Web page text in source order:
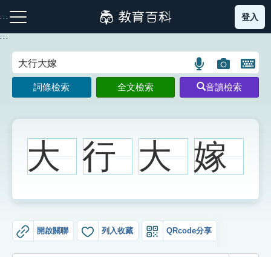
到
主
:::
注音索引圖示 筆畫索引圖示 部首索引表圖示
生字詞彙表
登入
:::
語
言
搜
示
圖
片
搜
示
開
鍵
圖
詞條檢索 全文檢索 音讀檢索
大 行 大 嫁
開啟關聯 列入收藏 QRcode分享